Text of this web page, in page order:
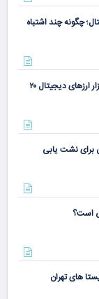
چگونه چند اشتباه
پشت پرده آینده اقتصاد جهان؛ بازار ارزهای دیجیتال ۲۰
برای نشت یابی
است؟
های تهران